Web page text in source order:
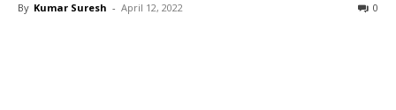
By Kumar Suresh - April 12, 2022 0